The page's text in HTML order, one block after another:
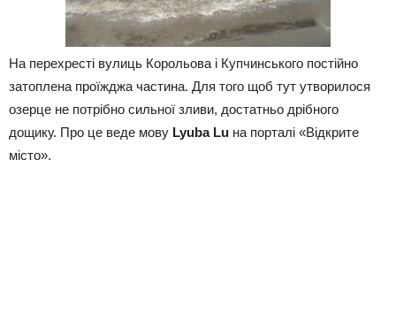
На перехресті вулиць Корольова і Купчинського постійно
затоплена проїжджа частина. Для того щоб тут утворилося
озерце не потрібно сильної зливи, достатньо дрібного
дощику. Про це веде мову Lyuba Lu на порталі «Відкрите
місто».